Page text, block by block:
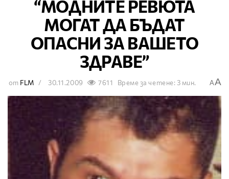
“МОДНИТЕ РЕВЮТА
МОГАТ ДА БЪДАТ
ОПАСНИ ЗА ВАШЕТО
ЗДРАВЕ”
от FLM 30.11.2009 7611 Време за четене: 3 мин. AA